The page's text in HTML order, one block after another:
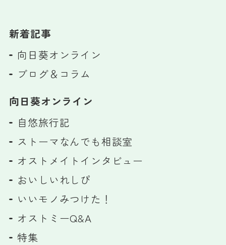
新着記事
向日葵オンライン
ブログ＆コラム
向日葵オンライン
自悠旅行記
ストーマなんでも相談室
オストメイトインタビュー
おいしいれしぴ
いいモノみつけた！
オストミーQ&A
特集